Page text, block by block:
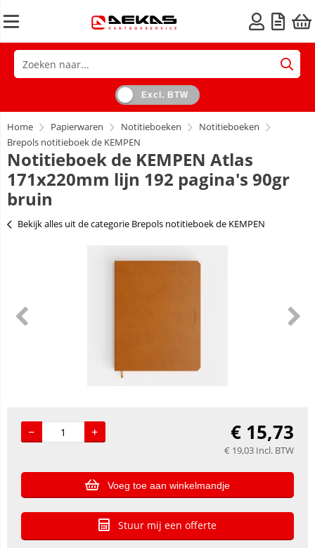
Excl. BTW
Home Papierwaren Notitieboeken
Notitieboeken
Brepols notitieboek de KEMPEN
Notitieboek de KEMPEN Atlas
171x220mm lijn 192 pagina's 90gr
bruin
Bekijk alles uit de categorie Brepols notitieboek de KEMPEN
€ 15,73
€ 19,03 Incl. BTW
Voeg toe aan winkelmandje
Stuur mij een offerte